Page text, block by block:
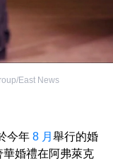
East News
今年 8 月 舉行的婚
婚禮在阿弗萊克